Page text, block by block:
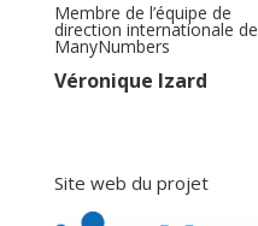
Membre de l’équipe de
direction internationale de
ManyNumbers
Véronique Izard
Site web du projet